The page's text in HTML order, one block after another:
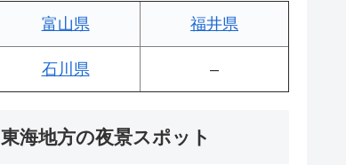
富山県 福井県
石川県 –
東海地方の夜景スポット